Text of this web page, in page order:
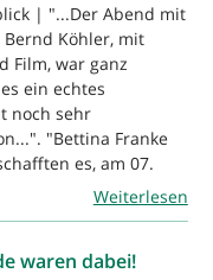
| "...Der Abend mit
Köhler, mit
Film, war ganz
ein echtes
noch sehr
"Bettina Franke
es, am 07.
Weiterlesen
waren dabei!